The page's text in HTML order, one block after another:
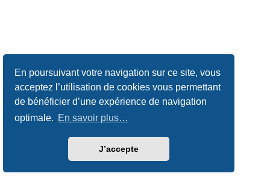
En poursuivant votre navigation sur ce site, vous
acceptez l’utilisation de cookies vous permettant
de bénéficier d’une expérience de navigation
optimale. En savoir plus…
J’accepte